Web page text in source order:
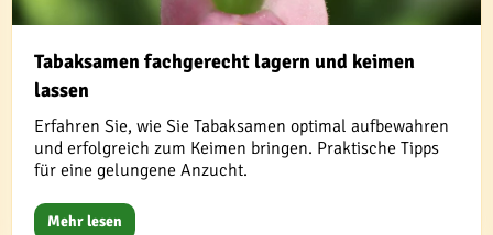
Tabaksamen fachgerecht lagern und keimen
lassen
Erfahren Sie, wie Sie Tabaksamen optimal aufbewahren
und erfolgreich zum Keimen bringen. Praktische Tipps
für eine gelungene Anzucht.
Mehr lesen